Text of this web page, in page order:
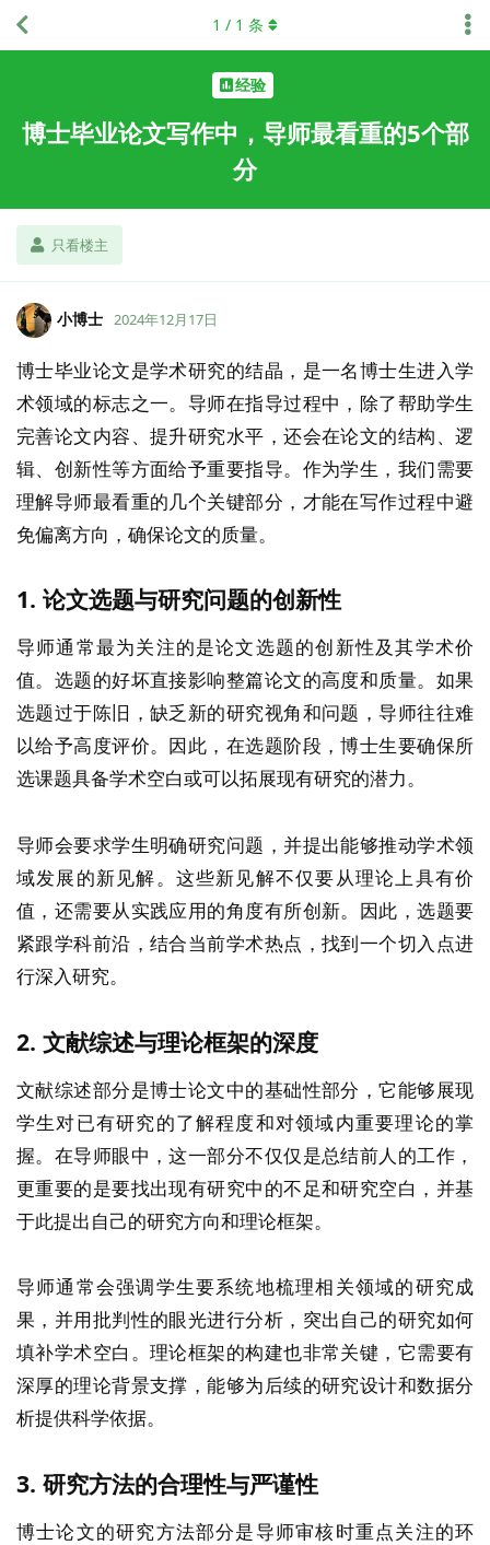
经验
博士毕业论文写作中，导师最看重的5个部
分
只看楼主
1 / 1 条
小博士 2024年12月17日
博士毕业论文是学术研究的结晶，是一名博士生进入学
术领域的标志之一。导师在指导过程中，除了帮助学生
完善论文内容、提升研究水平，还会在论文的结构、逻
辑、创新性等方面给予重要指导。作为学生，我们需要
理解导师最看重的几个关键部分，才能在写作过程中避
免偏离方向，确保论文的质量。
1. 论文选题与研究问题的创新性
导师通常最为关注的是论文选题的创新性及其学术价
值。选题的好坏直接影响整篇论文的高度和质量。如果
选题过于陈旧，缺乏新的研究视角和问题，导师往往难
以给予高度评价。因此，在选题阶段，博士生要确保所
选课题具备学术空白或可以拓展现有研究的潜力。
导师会要求学生明确研究问题，并提出能够推动学术领
域发展的新见解。这些新见解不仅要从理论上具有价
值，还需要从实践应用的角度有所创新。因此，选题要
紧跟学科前沿，结合当前学术热点，找到一个切入点进
行深入研究。
2. 文献综述与理论框架的深度
文献综述部分是博士论文中的基础性部分，它能够展现
学生对已有研究的了解程度和对领域内重要理论的掌
握。在导师眼中，这一部分不仅仅是总结前人的工作，
更重要的是要找出现有研究中的不足和研究空白，并基
于此提出自己的研究方向和理论框架。
导师通常会强调学生要系统地梳理相关领域的研究成
果，并用批判性的眼光进行分析，突出自己的研究如何
填补学术空白。理论框架的构建也非常关键，它需要有
深厚的理论背景支撑，能够为后续的研究设计和数据分
析提供科学依据。
3. 研究方法的合理性与严谨性
博士论文的研究方法部分是导师审核时重点关注的环